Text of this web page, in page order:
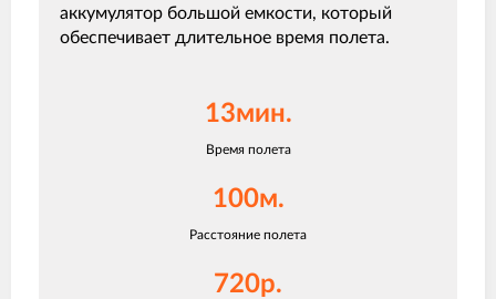
аккумулятор большой емкости, который
обеспечивает длительное время полета.
13мин.
Время полета
100м.
Расстояние полета
720p.